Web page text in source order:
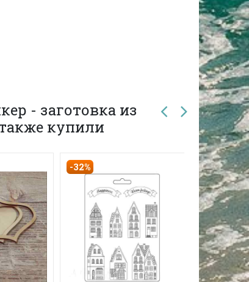
- заготовка из
купили
-32% -8%